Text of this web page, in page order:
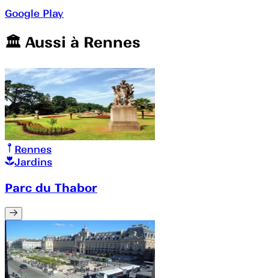
Google Play
🏛️️ Aussi à Rennes
Rennes
Jardins
Parc du Thabor